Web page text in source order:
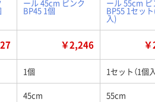
ール 45cm ピンク
BP45 1個
ール 55cm ピ
BP55 1セッ
入)
￥2,246
1個 1セット（1個
45cm 55cm